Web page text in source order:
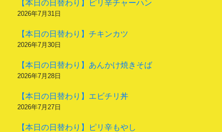
【本日の日替わり】ピリ辛チャーハン
2026年7月31日
【本日の日替わり】チキンカツ
2026年7月30日
【本日の日替わり】あんかけ焼きそば
2026年7月28日
【本日の日替わり】エビチリ丼
2026年7月27日
【本日の日替わり】ピリ辛もやし